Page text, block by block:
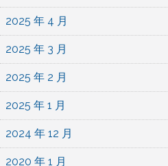
2025 年 4 月
2025 年 3 月
2025 年 2 月
2025 年 1 月
2024 年 12 月
2020 年 1 月